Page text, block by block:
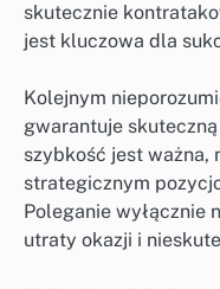
skutecznie
jest kluczowa dla
Kolejnym
gwarantuje
szybkość jest ważna,
strategicznym
Poleganie wyłącznie
utraty okazji i